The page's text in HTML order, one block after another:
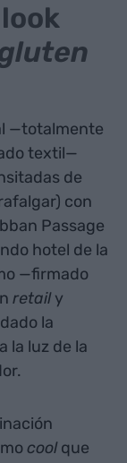
—totalmente
textil—
de
con
Passage
hotel de la
—firmado
retail y
la
la luz de la
cool que